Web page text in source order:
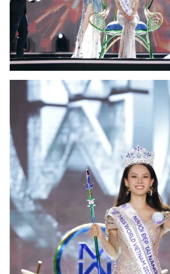
® Cấm sao chép dưới mọi hình thức nếu
thuận bằng văn bản. Ghi rõ nguồn
thông tin từ website này.